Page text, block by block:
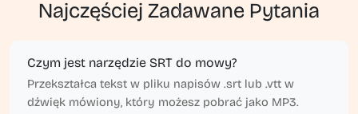
Najczęściej Zadawane Pytania
Czym jest narzędzie SRT do mowy?
Przekształca tekst w pliku napisów .srt lub .vtt w
dźwięk mówiony, który możesz pobrać jako MP3.